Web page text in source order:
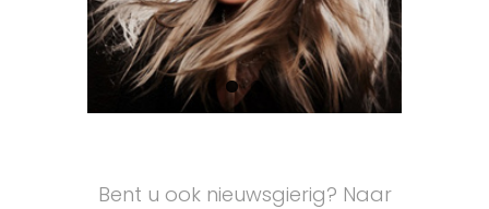
Bent u ook nieuwsgierig? Naar